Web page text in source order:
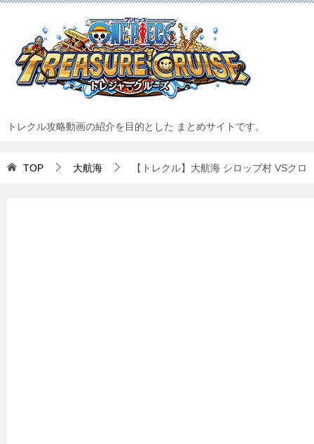
トレクル攻略動画の紹介を目的とした まとめサイトです。
TOP 大航海 【トレクル】大航海 シロップ村 VSクロ